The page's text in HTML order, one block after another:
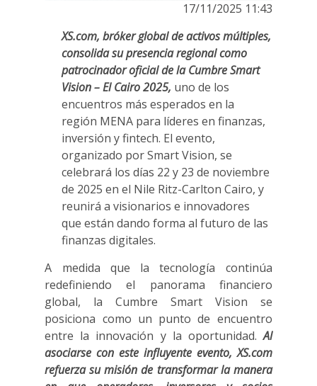
17/11/2025 11:43
XS.com, bróker global de activos múltiples,
consolida su presencia regional como
patrocinador oficial de la Cumbre Smart
Vision – El Cairo 2025, uno de los
encuentros más esperados en la
región MENA para líderes en finanzas,
inversión y fintech. El evento,
organizado por Smart Vision, se
celebrará los días 22 y 23 de noviembre
de 2025 en el Nile Ritz-Carlton Cairo, y
reunirá a visionarios e innovadores
que están dando forma al futuro de las
finanzas digitales.
A medida que la tecnología continúa
redefiniendo el panorama financiero
global, la Cumbre Smart Vision se
posiciona como un punto de encuentro
entre la innovación y la oportunidad.Al
asociarse con este influyente evento, XS.com
refuerza su misión de transformar la manera